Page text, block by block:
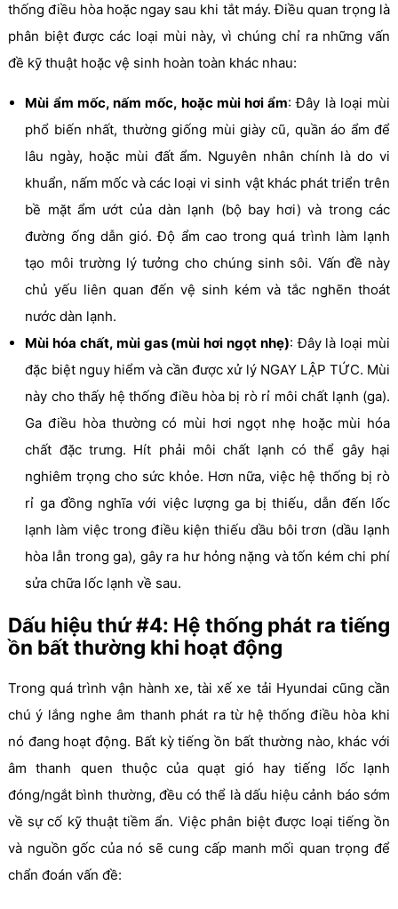
thống điều hòa hoặc ngay sau khi tắt máy. Điều quan trọng là
phân biệt được các loại mùi này, vì chúng chỉ ra những vấn
đề kỹ thuật hoặc vệ sinh hoàn toàn khác nhau:
Mùi ẩm mốc, nấm mốc, hoặc mùi hơi ẩm: Đây là loại mùi
phổ biến nhất, thường giống mùi giày cũ, quần áo ẩm để
lâu ngày, hoặc mùi đất ẩm. Nguyên nhân chính là do vi
khuẩn, nấm mốc và các loại vi sinh vật khác phát triển trên
bề mặt ẩm ướt của dàn lạnh (bộ bay hơi) và trong các
đường ống dẫn gió. Độ ẩm cao trong quá trình làm lạnh
tạo môi trường lý tưởng cho chúng sinh sôi. Vấn đề này
chủ yếu liên quan đến vệ sinh kém và tắc nghẽn thoát
nước dàn lạnh.
Mùi hóa chất, mùi gas (mùi hơi ngọt nhẹ): Đây là loại mùi
đặc biệt nguy hiểm và cần được xử lý NGAY LẬP TỨC. Mùi
này cho thấy hệ thống điều hòa bị rò rỉ môi chất lạnh (ga).
Ga điều hòa thường có mùi hơi ngọt nhẹ hoặc mùi hóa
chất đặc trưng. Hít phải môi chất lạnh có thể gây hại
nghiêm trọng cho sức khỏe. Hơn nữa, việc hệ thống bị rò
rỉ ga đồng nghĩa với việc lượng ga bị thiếu, dẫn đến lốc
lạnh làm việc trong điều kiện thiếu dầu bôi trơn (dầu lạnh
hòa lẫn trong ga), gây ra hư hỏng nặng và tốn kém chi phí
sửa chữa lốc lạnh về sau.
Dấu hiệu thứ #4: Hệ thống phát ra tiếng
ồn bất thường khi hoạt động
Trong quá trình vận hành xe, tài xế xe tải Hyundai cũng cần
chú ý lắng nghe âm thanh phát ra từ hệ thống điều hòa khi
nó đang hoạt động. Bất kỳ tiếng ồn bất thường nào, khác với
âm thanh quen thuộc của quạt gió hay tiếng lốc lạnh
đóng/ngắt bình thường, đều có thể là dấu hiệu cảnh báo sớm
về sự cố kỹ thuật tiềm ẩn. Việc phân biệt được loại tiếng ồn
và nguồn gốc của nó sẽ cung cấp manh mối quan trọng để
chẩn đoán vấn đề: